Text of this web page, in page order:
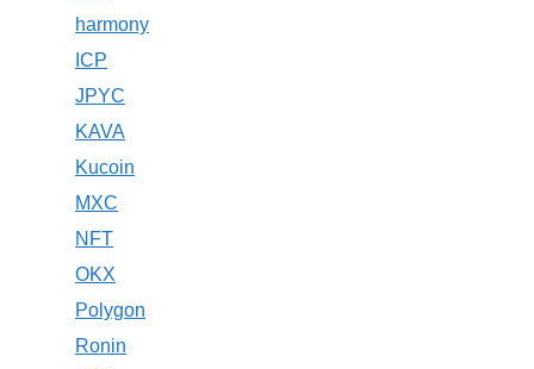
harmony
ICP
JPYC
KAVA
Kucoin
MXC
NFT
OKX
Polygon
Ronin